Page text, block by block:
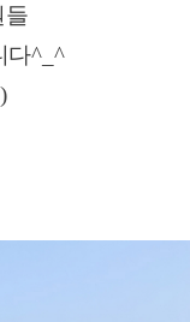
들
다^_^